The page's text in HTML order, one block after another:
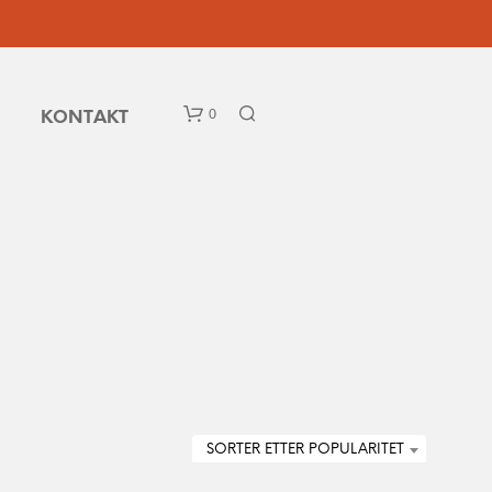
KONTAKT 0
SORTER ETTER POPULARITET